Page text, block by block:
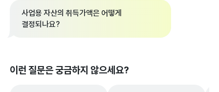
사업용 자산의 취득가액은 어떻게
결정되나요?
이런 질문은 궁금하지 않으세요?